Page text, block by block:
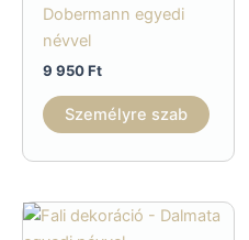
Dobermann egyedi
névvel
9 950Ft
Személyre szab